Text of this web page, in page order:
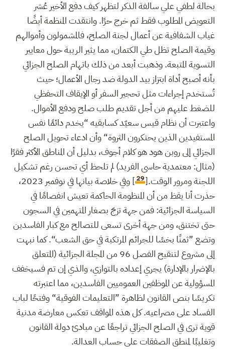
بحالة لطفي علي سالفة الذكر لتظهر كيف دفع الأخير عُشر
التعويض المطلوب فقط ثم خرج حرًا. وانتقدت المنظمة أيضًا
غياب الشفافية عن أعمال لجنة الصلح، فالمشمولون وأموالهم
وقيمة الصلح تظل طي الكتمان، مما يثير الريبة حول معايير
التسوية المتبعة. وذهبت أبعد من ذلك باتهام الصلح الجزائي
بأنه أصبح أداة ابتزاز بيد الدولة ضد رجال الأعمال؛ حيث
تُستخدم إجراءات مثل تحجير السفر أو الإيقاف التحفظي
للضغط عليهم من أجل تقديم طلب صلح ودفع الأموال.
واعتبرت أن نظام قيس سعيّد كسابقيه “يخدم دائمًا نفس
المستفيدين الذين يحتكرون الثروة“ وأن ادعاء تحويل الصلح
الجزائي إلى روبن هود هو كلام أجوف، بدليل أن المناطق الأكثر فقرًا
(مثال: معتمدية حاسي الفريد) لم تلحظ أي تحسن رغم تشكيل
اللجنة ومرور الوقت.[29
] وفي خلاصة بيانها في نوفمبر 2023،
حذرت أنا يقظ من أن المنظومة الحاكمة تعيش انفصامًا في
السياسة الجزائية: فمن جهة تزجّ بصغار المتهمين في السجون
حتى تختنق، ومن جهة أخرى تسعى للتصالح مع كبار الفاسدين
وتضع ”ثمنًا بخسًا للجرائم المرتكبة في حق الشعب“. كما نبهت
إلى مشروع لتنقيح الفصل 96 من المجلة الجزائية (المتعلق
بالإضرار بالإدارة) يجري إعداده بالتوازي، والذي إن تم فسيخفف
المسؤولية عن الموظفين العموميين الفاسدين، مما اعتبرته
تكريسًا بنص القانون لظاهرة ”التعليمات الفوقية“ وفتحًا لباب
الفساد على مصراعيه. كل هذه المواقف تعكس معارضة مدنية
قوية ترى في الصلح الجزائي تراجعًا عن مبادئ دولة القانون
وتغليبًا لمنطق الصفقات على حساب العدالة.